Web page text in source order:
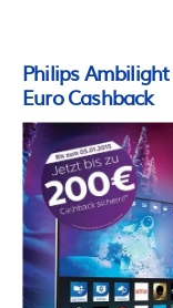
Philips
Euro Cashback